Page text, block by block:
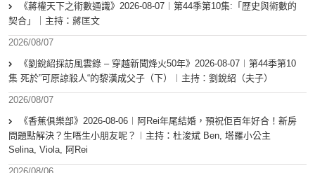
《蔣權天下之術數通識》2026-08-07︱第44季第10集:「歴史與術數的
契合」｜主持：蔣匡文
2026/08/07
《劉銳紹採訪風雲錄 – 穿越新聞烽火50年》2026-08-07︱第44季第10
集 死於”可原諒殺人“的黎漢成父子（下）︱主持：劉銳紹（夫子）
2026/08/07
《香蕉俱樂部》2026-08-06︱阿Rei年尾結婚，預祝佢百年好合！新房
問題點解決？生唔生小朋友呢？︱主持：杜浚斌 Ben, 塔羅小公主
Selina, Viola, 阿Rei